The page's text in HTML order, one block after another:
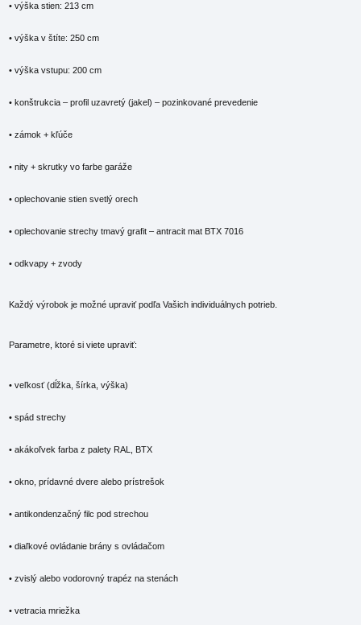
• výška stien: 213 cm
• výška v štíte: 250 cm
• výška vstupu: 200 cm
• konštrukcia – profil uzavretý (jakel) – pozinkované prevedenie
• zámok + kľúče
• nity + skrutky vo farbe garáže
• oplechovanie stien svetlý orech
• oplechovanie strechy tmavý grafit – antracit mat BTX 7016
• odkvapy + zvody
Každý výrobok je možné upraviť podľa Vašich individuálnych potrieb.
Parametre, ktoré si viete upraviť:
• veľkosť (dĺžka, šírka, výška)
• spád strechy
• akákoľvek farba z palety RAL, BTX
• okno, prídavné dvere alebo prístrešok
• antikondenzačný filc pod strechou
• diaľkové ovládanie brány s ovládačom
• zvislý alebo vodorovný trapéz na stenách
• vetracia mriežka